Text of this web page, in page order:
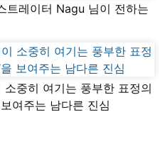
트레이터 Nagu 님이 전하는
중히 여기는 풍부한 표정의
여주는 남다른 진심